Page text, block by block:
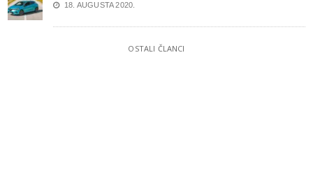
18. AUGUSTA 2020.
OSTALI ČLANCI